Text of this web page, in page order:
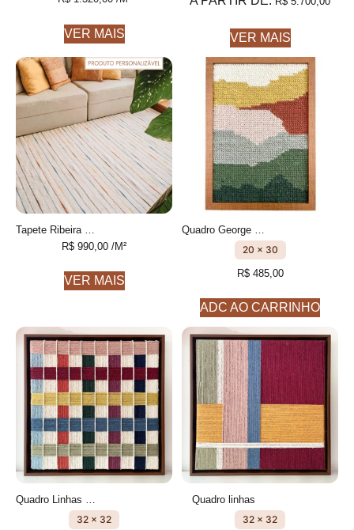
VER MAIS VER MAIS
R$ 990,00 /M²
VER MAIS
20 x 30
R$485,00
ADC AO CARRINHO
Quadro Linhas xadrez colorido
32 x 32
Quadro linhas
32 x 32